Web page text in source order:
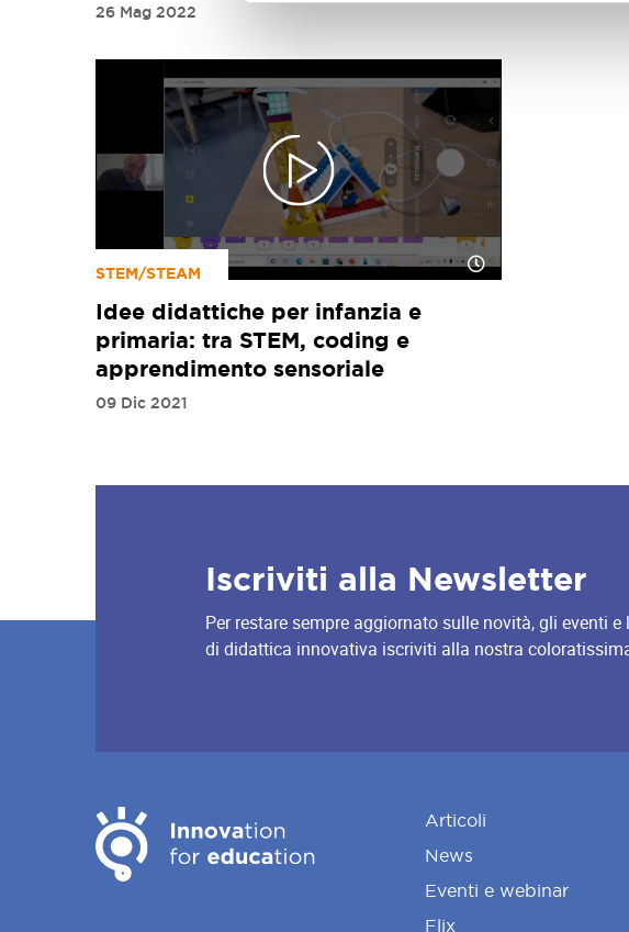
26 Mag 2022
STEM/STEAM
Idee didattiche per infanzia e
primaria: tra STEM, coding e
apprendimento sensoriale
09 Dic 2021
Iscriviti alla Newsletter
Per restare sempre aggiornato sulle novità, gli eventi
di didattica innovativa iscriviti alla nostra
Articoli
News
Eventi e webinar
Flix